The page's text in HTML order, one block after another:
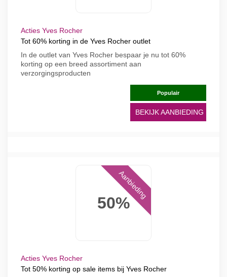
Acties Yves Rocher
Tot 60% korting in de Yves Rocher outlet
In de outlet van Yves Rocher bespaar je nu tot 60%
korting op een breed assortiment aan
verzorgingsproducten
Populair
BEKIJK AANBIEDING
50%
Aanbieding
Acties Yves Rocher
Tot 50% korting op sale items bij Yves Rocher